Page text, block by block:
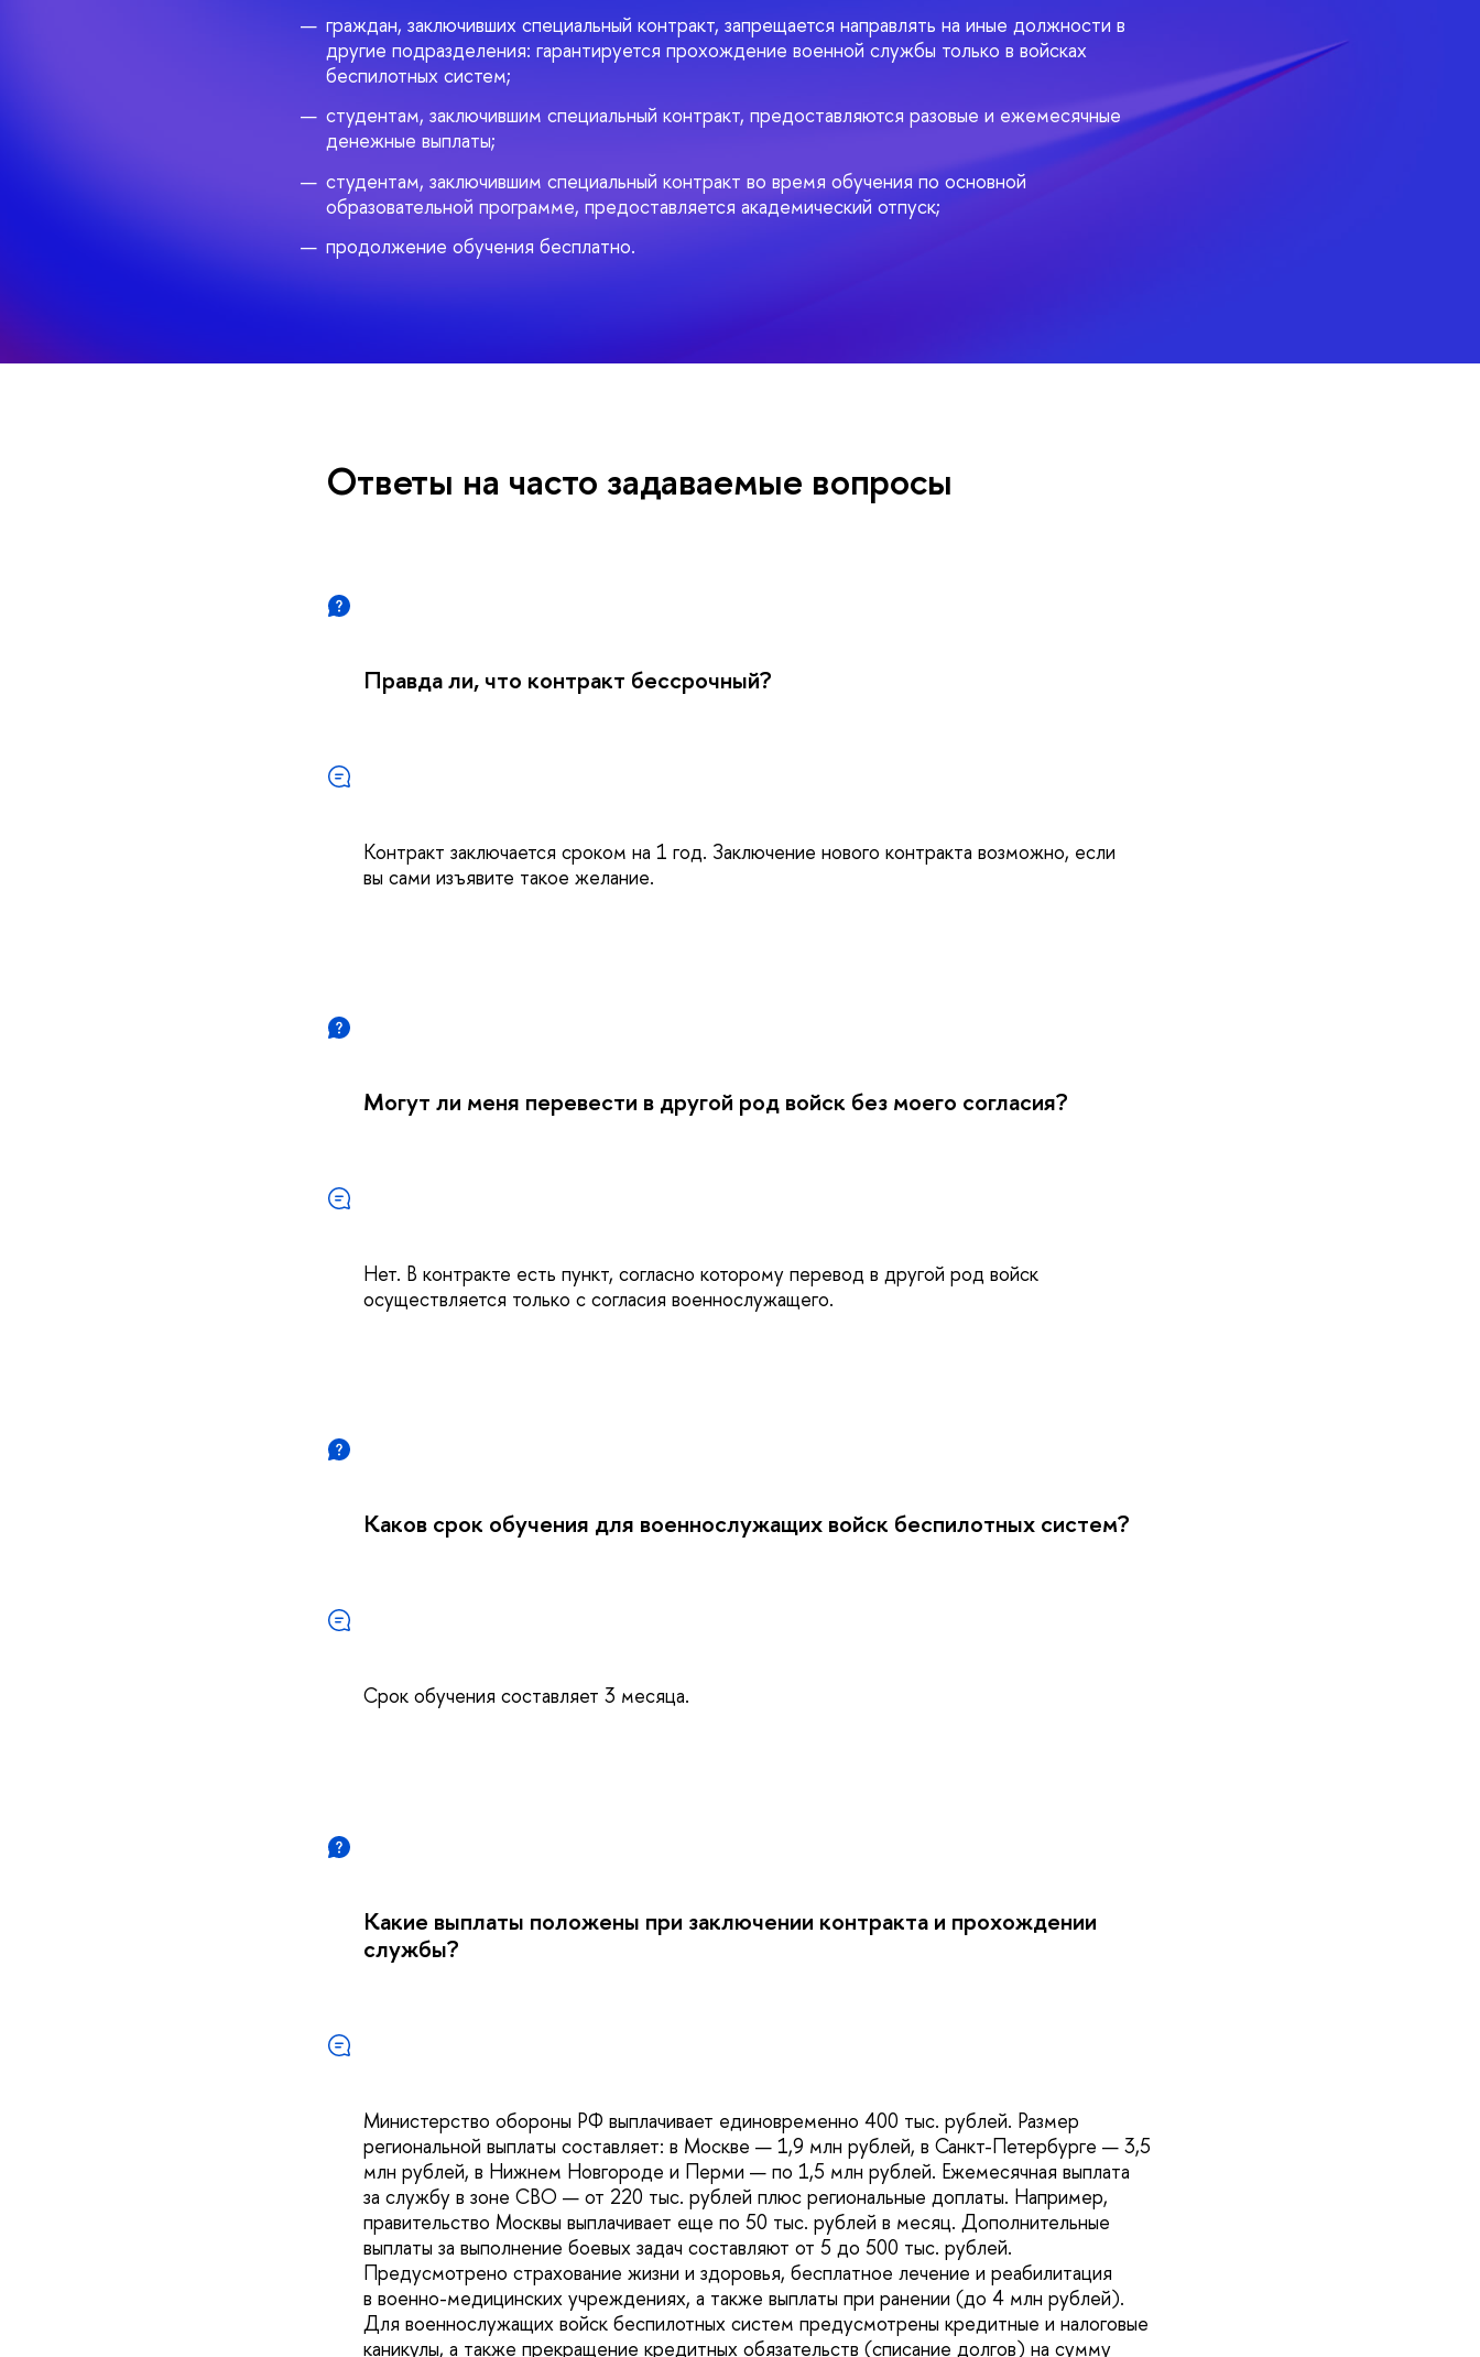
граждан, заключивших специальный контракт, запрещается направлять на иные должности в
другие подразделения: гарантируется прохождение военной службы только в войсках
беспилотных систем;
студентам, заключившим специальный контракт, предоставляются разовые и ежемесячные
денежные выплаты;
студентам, заключившим специальный контракт во время обучения по основной
образовательной программе, предоставляется академический отпуск;
продолжение обучения бесплатно.
Ответы на часто задаваемые вопросы
Правда ли, что контракт бессрочный?
Контракт заключается сроком на 1 год. Заключение нового контракта возможно, если
вы сами изъявите такое желание.
Могут ли меня перевести в другой род войск без моего согласия?
Нет. В контракте есть пункт, согласно которому перевод в другой род войск
осуществляется только с согласия военнослужащего.
Каков срок обучения для военнослужащих войск беспилотных систем?
Срок обучения составляет 3 месяца.
Какие выплаты положены при заключении контракта и прохождении
службы?
Министерство обороны РФ выплачивает единовременно 400 тыс. рублей. Размер
региональной выплаты составляет: в Москве — 1,9 млн рублей, в Санкт-Петербурге — 3,5
млн рублей, в Нижнем Новгороде и Перми — по 1,5 млн рублей. Ежемесячная выплата
за службу в зоне СВО — от 220 тыс. рублей плюс региональные доплаты. Например,
правительство Москвы выплачивает еще по 50 тыс. рублей в месяц. Дополнительные
выплаты за выполнение боевых задач составляют от 5 до 500 тыс. рублей.
Предусмотрено страхование жизни и здоровья, бесплатное лечение и реабилитация
в военно-медицинских учреждениях, а также выплаты при ранении (до 4 млн рублей).
Для военнослужащих войск беспилотных систем предусмотрены кредитные и налоговые
каникулы, а также прекращение кредитных обязательств (списание долгов) на сумму